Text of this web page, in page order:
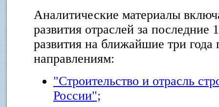
Аналитические материалы
развития отраслей за последние
развития на ближайшие три
направлениям:
"Строительство и отрасль
России";